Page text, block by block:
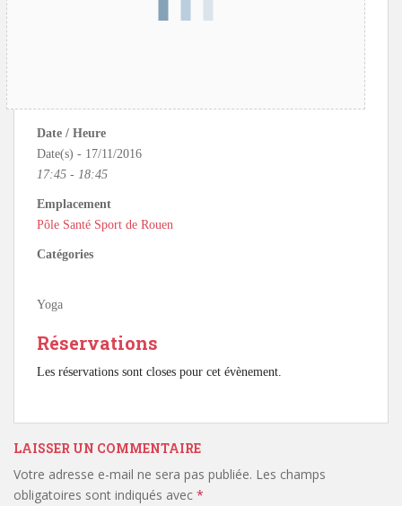
Date / Heure
Date(s) - 17/11/2016
17:45 - 18:45
Emplacement
Pôle Santé Sport de Rouen
Catégories
Yoga
Réservations
Les réservations sont closes pour cet évènement.
LAISSER UN COMMENTAIRE
Votre adresse e-mail ne sera pas publiée. Les champs
obligatoires sont indiqués avec *